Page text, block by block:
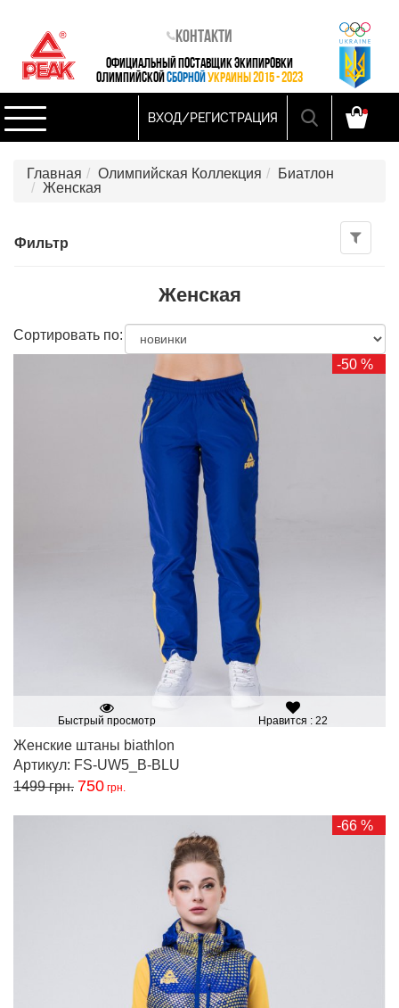
Контакти
ОФИЦИАЛЬНЫЙ ПОСТАВЩИК ЭКИПИРОВКИ
ОЛИМПИЙСКОЙ СБОРНОЙ УКРАИНЫ 2015 - 2023
ВХОД/РЕГИСТРАЦИЯ
Главная Олимпийская Коллекция
Биатлон
Женская
Фильтр
Женская
Сортировать по:
-50 %
Быстрый просмотр Нравится : 22
Женские штаны biathlon
Артикул: FS-UW5_B-BLU
1499грн. 750 грн.
-66 %